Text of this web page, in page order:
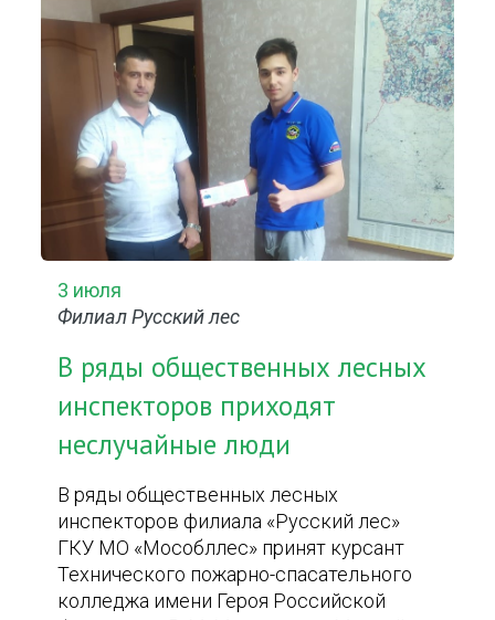
3 июля
Филиал Русский лес
В ряды общественных лесных
инспекторов приходят
неслучайные люди
В ряды общественных лесных
инспекторов филиала «Русский лес»
ГКУ МО «Мособллес» принят курсант
Технического пожарно-спасательного
колледжа имени Героя Российской